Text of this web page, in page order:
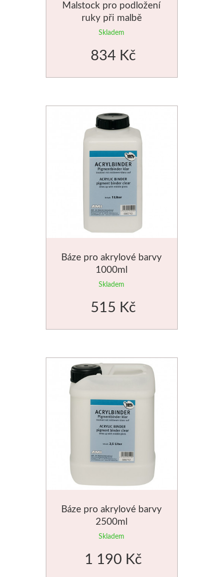
Malstock pro podložení
ruky při malbě
Skladem
834 Kč
Báze pro akrylové barvy
1000ml
Skladem
515 Kč
Báze pro akrylové barvy
2500ml
Skladem
1 190 Kč